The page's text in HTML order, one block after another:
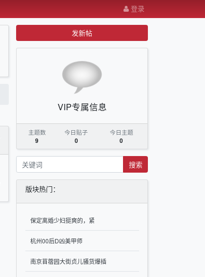
登录
发新帖
VIP专属信息
主题数
9
今日贴子
0
今日主题
0
搜索
版块热门：
保定离婚少妇挺爽的，紧
杭州00后D凶美甲师
南京苜蓿园大街贞儿骚货爆插